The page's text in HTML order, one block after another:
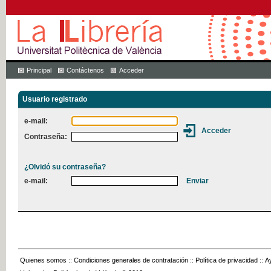
Principal Contáctenos Acceder
Usuario registrado
e-mail:
Contraseña:
¿Olvidó su contraseña?
e-mail:
Quienes somos :: Condiciones generales de contratación :: Política de privacidad ::